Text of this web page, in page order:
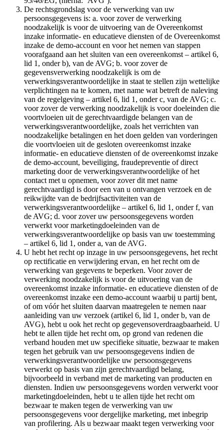
De rechtsgrondslag voor de verwerking van uw
persoonsgegevens is: a. voor zover de verwerking
noodzakelijk is voor de uitvoering van de Overeenkomst
inzake informatie- en educatieve diensten of de Overeenkomst
inzake de demo-account en voor het nemen van stappen
voorafgaand aan het sluiten van een overeenkomst – artikel 6,
lid 1, onder b), van de AVG; b. voor zover de
gegevensverwerking noodzakelijk is om de
verwerkingsverantwoordelijke in staat te stellen zijn wettelijke
verplichtingen na te komen, met name wat betreft de naleving
van de regelgeving – artikel 6, lid 1, onder c, van de AVG; c.
voor zover de verwerking noodzakelijk is voor doeleinden die
voortvloeien uit de gerechtvaardigde belangen van de
verwerkingsverantwoordelijke, zoals het verrichten van
noodzakelijke betalingen en het doen gelden van vorderingen
die voortvloeien uit de gesloten overeenkomst inzake
informatie- en educatieve diensten of de overeenkomst inzake
de demo-account, beveiliging, fraudepreventie of direct
marketing door de verwerkingsverantwoordelijke of het
contact met u opnemen, voor zover dit met name
gerechtvaardigd is door een van u ontvangen verzoek en de
reikwijdte van de bedrijfsactiviteiten van de
verwerkingsverantwoordelijke – artikel 6, lid 1, onder f, van
de AVG; d. voor zover uw persoonsgegevens worden
verwerkt voor marketingdoeleinden van de
verwerkingsverantwoordelijke op basis van uw toestemming
– artikel 6, lid 1, onder a, van de AVG.
U hebt het recht op inzage in uw persoonsgegevens, het recht
op rectificatie en verwijdering ervan, en het recht om de
verwerking van gegevens te beperken. Voor zover de
verwerking noodzakelijk is voor de uitvoering van de
overeenkomst inzake informatie- en educatieve diensten of de
overeenkomst inzake een demo-account waarbij u partij bent,
of om vóór het sluiten daarvan maatregelen te nemen naar
aanleiding van uw verzoek (artikel 6, lid 1, onder b, van de
AVG), hebt u ook het recht op gegevensoverdraagbaarheid. U
hebt te allen tijde het recht om, op grond van redenen die
verband houden met uw specifieke situatie, bezwaar te maken
tegen het gebruik van uw persoonsgegevens indien de
verwerkingsverantwoordelijke uw persoonsgegevens
verwerkt op basis van zijn gerechtvaardigd belang,
bijvoorbeeld in verband met de marketing van producten en
diensten. Indien uw persoonsgegevens worden verwerkt voor
marketingdoeleinden, hebt u te allen tijde het recht om
bezwaar te maken tegen de verwerking van uw
persoonsgegevens voor dergelijke marketing, met inbegrip
van profilering. Als u bezwaar maakt tegen verwerking voor